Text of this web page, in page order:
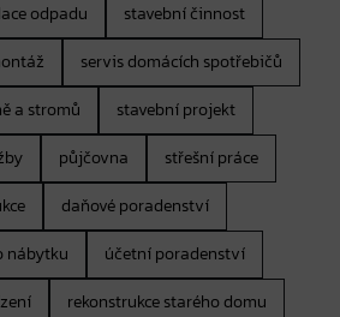
odpadu
stavební činnost
servis domácích spotřebičů
a stromů
stavební projekt
půjčovna
střešní práce
daňové poradenství
nábytku
účetní poradenství
rekonstrukce starého domu